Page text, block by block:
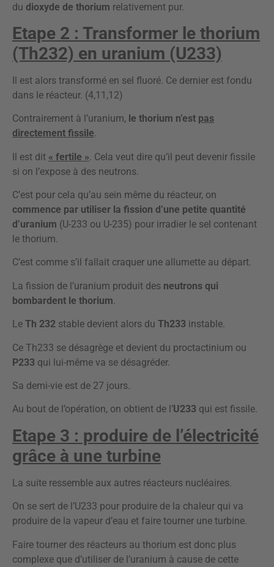
du dioxyde de thorium relativement pur.
Etape 2 : Transformer le thorium
(Th232) en uranium (U233)
Il est alors transformé en sel fluoré. Ce dernier est fondu
dans le réacteur. (4,11,12)
Contrairement à l’uranium, le thorium n’est pas
directement fissile.
Il est dit « fertile ». Cela veut dire qu’il peut devenir fissile
si on l’expose à des neutrons.
C’est pour cela qu’au sein même du réacteur, on
commence par utiliser la fission d’une petite quantité
d’uranium (U-233 ou U-235) pour irradier le sel contenant
le thorium.
C’est comme s’il fallait craquer une allumette au départ.
La fission de l’uranium produit des neutrons qui
bombardent le thorium.
Le Th 232 stable devient alors du Th233 instable.
Ce Th233 se désagrège et devient du proctactinium ou
P233 qui lui-même va se désagréder.
Sa demi-vie est de 27 jours.
Au bout de l’opération, on obtient de l’U233 qui est fissile.
Etape 3 : produire de l’électricité
grâce à une turbine
La suite ressemble aux autres réacteurs nucléaires.
On se sert de l’U233 pour produire de la chaleur qui va
produire de la vapeur d’eau et faire tourner une turbine.
Faire tourner des réacteurs au thorium est donc plus
complexe que d’utiliser de l’uranium à cause de cette